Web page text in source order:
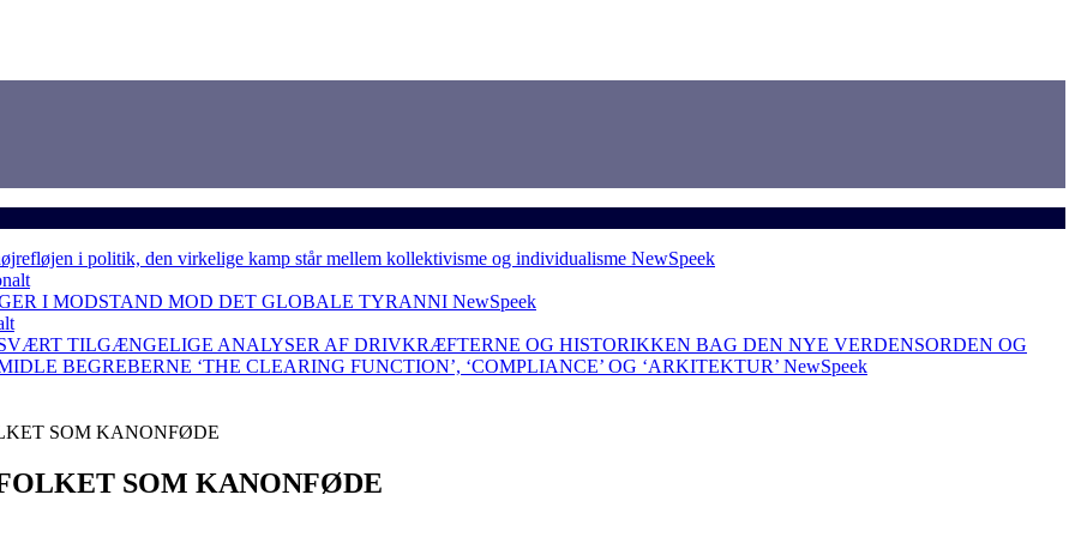
i politik, den virkelige kamp står mellem kollektivisme og individualisme NewSpeek
I MODSTAND MOD DET GLOBALE TYRANNI NewSpeek
TILGÆNGELIGE ANALYSER AF DRIVKRÆFTERNE OG HISTORIKKEN BAG DEN NYE VERDENSORDEN OG
BEGREBERNE ‘THE CLEARING FUNCTION’, ‘COMPLIANCE’ OG ‘ARKITEKTUR’ NewSpeek
SOM KANONFØDE
SOM KANONFØDE